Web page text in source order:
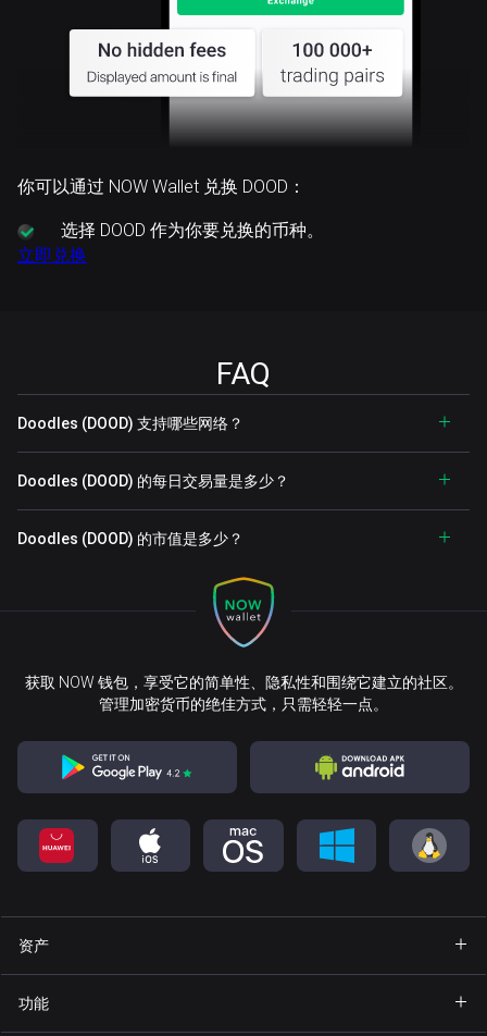
你可以通过 NOW Wallet 兑换 DOOD：
选择 DOOD 作为你要兑换的币种。
立即兑换
FAQ
Doodles (DOOD) 支持哪些网络？
Doodles (DOOD) 的每日交易量是多少？
Doodles (DOOD) 的市值是多少？
获取 NOW 钱包，享受它的简单性、隐私性和围绕它建立的社区。
管理加密货币的绝佳方式，只需轻轻一点。
资产
功能